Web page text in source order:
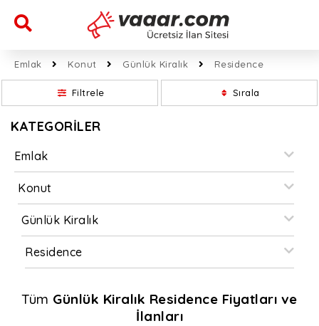
Emlak Konut Günlük Kiralık Residence
Filtrele Sırala
KATEGORİLER
Emlak
Konut
Günlük Kiralık
Residence
Tüm Günlük Kiralık Residence Fiyatları ve
İlanları